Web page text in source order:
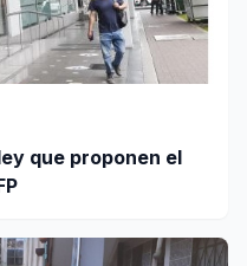
que proponen el